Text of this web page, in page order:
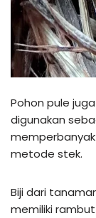
Pohon pule
digunakan
metode stek.
Biji dari
memiliki